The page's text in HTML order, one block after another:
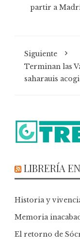
partir a
Siguiente
Terminan las
saharauis
LIBRERÍA
Historia y
Memoria
El retorno de